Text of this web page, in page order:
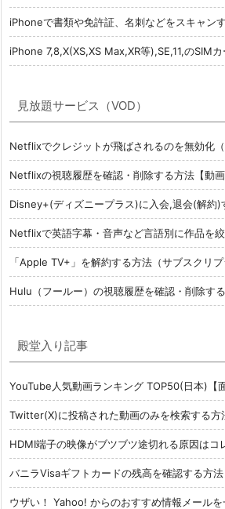
iPhoneで書類や免許証、名刺などをスキャン
iPhone 7,8,X(XS,XS Max,XR等),SE,11,のSIM
見放題サービス（VOD）
Netflixでクレジットが飛ばされるのを無効化
Netflixの視聴履歴を確認・削除する方法【動画
Disney+(ディズニープラス)に入会,退会(解約)
Netflixで英語字幕・音声など言語別に作品を
「Apple TV+」を解約する方法（サブスクリプ
Hulu（フールー）の視聴履歴を確認・削除す
殿堂入り記事
YouTube人気動画ランキング TOP50(日本)【
Twitter(X)に投稿された動画のみを検索する方
HDMI端子の映像がブツブツ途切れる原因はコ
バニラVisaギフトカードの残高を確認する方
ウザい！ Yahoo! からのおすすめ情報メール